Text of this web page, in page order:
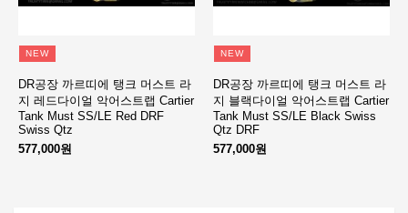
NEW
DR공장 까르띠에 탱크 머스트 라
지 레드다이얼 악어스트랩 Cartier
Tank Must SS/LE Red DRF
Swiss Qtz
577,000원
NEW
DR공장 까르띠에 탱크 머스트 라
지 블랙다이얼 악어스트랩 Cartier
Tank Must SS/LE Black Swiss
Qtz DRF
577,000원